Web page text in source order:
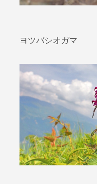
ヨツバシオガマ